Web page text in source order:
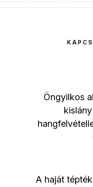
Öngyilkos
A haját